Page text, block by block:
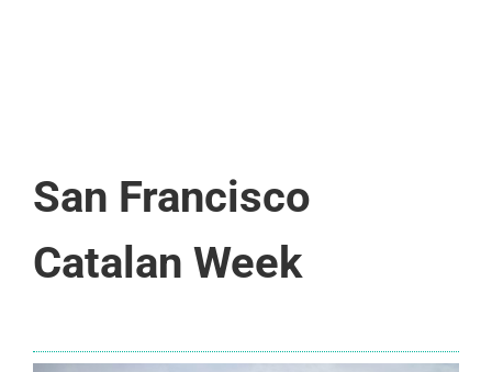
San Francisco
Catalan Week